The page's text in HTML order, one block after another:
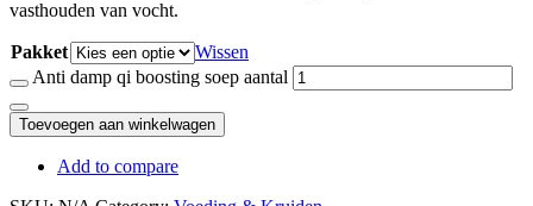
vasthouden van vocht.
Pakket
Wissen
Anti damp qi boosting soep aantal
Toevoegen aan winkelwagen
Add to compare